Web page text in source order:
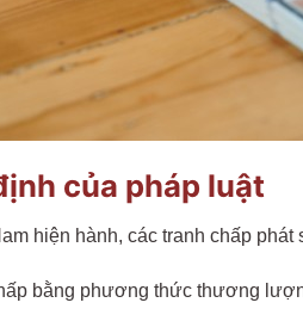
của pháp luật
hiện hành, các tranh chấp
bằng phương thức thương